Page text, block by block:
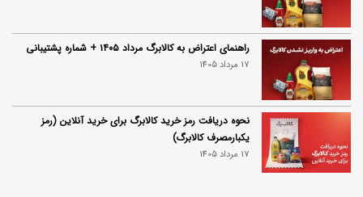
راهنمای اعتراض به کالابرگ مرداد ۱۴۰۵ + شماره پشتیبانی
17 مرداد 1405
نحوه دریافت رمز خرید کالابرگ برای خرید آنلاین (رمز
یکبارمصرف کالابرگ)
17 مرداد 1405